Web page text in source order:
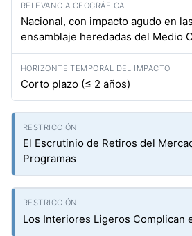
Nacional, con impacto agudo en
ensamblaje heredadas del Medio
Corto plazo (≤ 2 años)
El Escrutinio de Retiros del
Programas
Los Interiores Ligeros Complican